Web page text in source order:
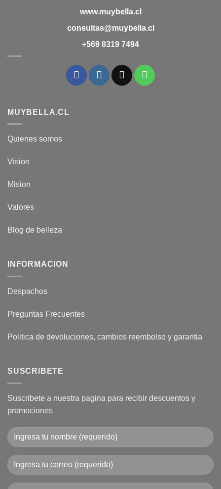
www.muybella.cl
consultas@muybella.cl
+569 8319 7494
MUYBELLA.CL
Quienes somos
Vision
Mision
Valores
Blog de belleza
INFORMACION
Despachos
Preguntas Frecuentes
Politica de devoluciones, cambios reembolso y garantia
SUSCRIBETE
Suscribete a nuestra pagina para recibir descuentos y
promociones